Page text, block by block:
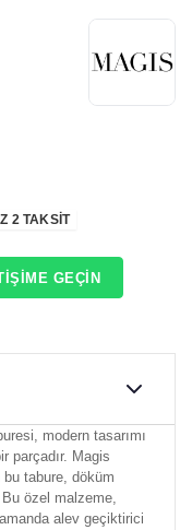
2 TAKSİT
GEÇIN
modern tasarımı
parçadır. Magis
bu tabure, döküm
özel malzeme,
alev geçiktirici